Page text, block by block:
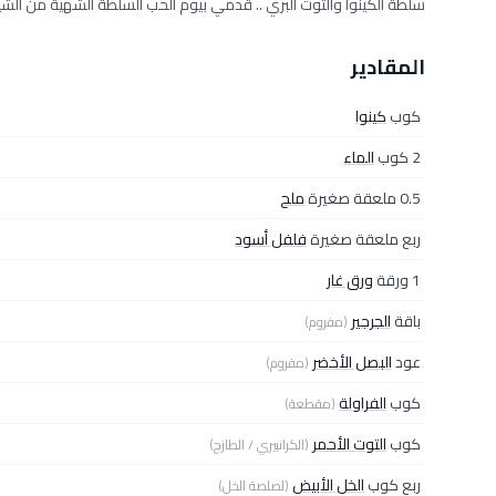
المقادير
كوبكينوا
2 كوب
الماء
0.5 ملعقة صغيرة
ملح
ربع ملعقة صغيرةفلفل أسود
1 ورقة
ورق غار
باقةالجرجير (مفروم)
عودالبصل الأخضر (مفروم)
كوبالفراولة(مقطعة)
كوبالتوت الأحمر (الكرانبيري / الطازج)
ربع كوبالخل الأبيض(لصلصة الخل)